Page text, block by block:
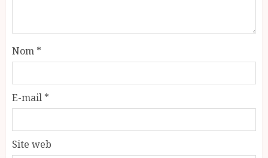
Nom *
E-mail *
Site web